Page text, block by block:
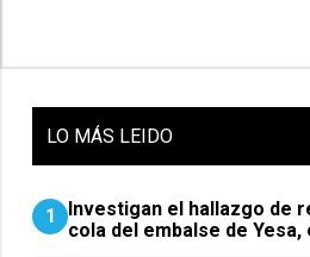
LO MÁS LEIDO
1
Investigan el hallazgo de
cola del embalse de